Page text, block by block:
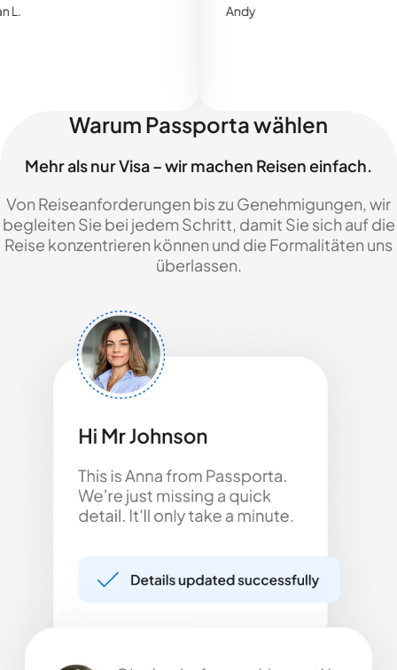
Warum Passporta wählen
Mehr als nur Visa – wir machen Reisen einfach.
Von Reiseanforderungen bis zu Genehmigungen, wir
begleiten Sie bei jedem Schritt, damit Sie sich auf die
Reise konzentrieren können und die Formalitäten uns
überlassen.